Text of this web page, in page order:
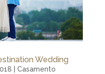
Wedding
Casamento